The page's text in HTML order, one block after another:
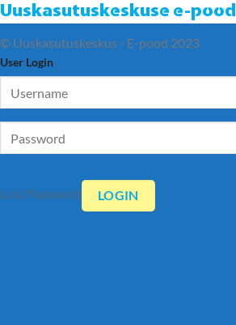
Uuskasutuskeskuse e-pood
© Uuskasutuskeskus - E-pood 2023
User Login
Lost Password